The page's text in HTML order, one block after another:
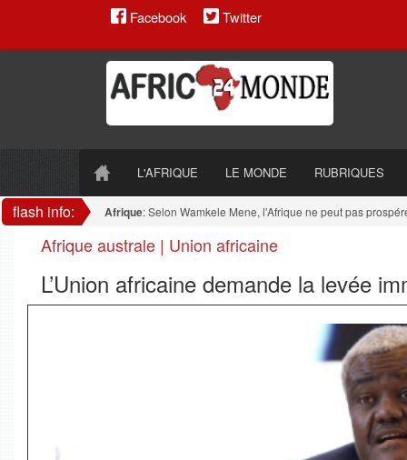
Facebook Twitter
L'AFRIQUE LE MONDE RUBRIQUES
flash info: Afrique: Selon Wamkele Mene, l'Afrique ne peut pas prospérer
Afrique australe | Union africaine
L’Union africaine demande la levée